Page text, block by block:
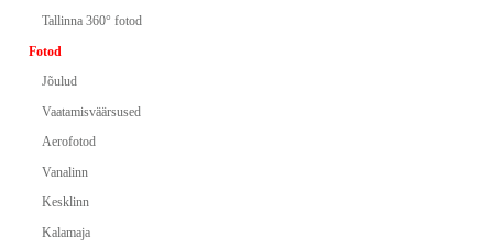
Tallinna 360° fotod
Fotod
Jõulud
Vaatamisväärsused
Aerofotod
Vanalinn
Kesklinn
Kalamaja